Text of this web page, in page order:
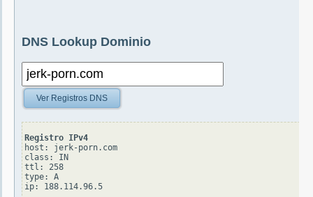
DNS Lookup Dominio
Ver Registros DNS
Registro IPv4
host: jerk-porn.com
class: IN
ttl: 258
type: A